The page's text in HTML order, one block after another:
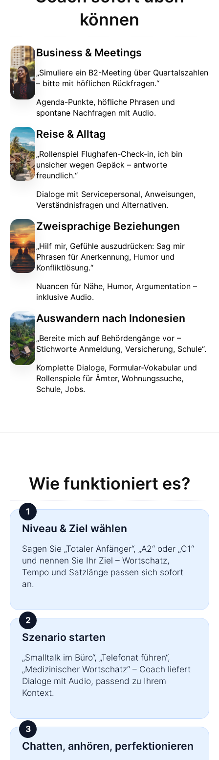
können
Business & Meetings
„Simuliere ein B2-Meeting über Quartalszahlen
– bitte mit höflichen Rückfragen.“
Agenda-Punkte, höfliche Phrasen und
spontane Nachfragen mit Audio.
Reise & Alltag
„Rollenspiel Flughafen-Check-in, ich bin
unsicher wegen Gepäck – antworte
freundlich.“
Dialoge mit Servicepersonal, Anweisungen,
Verständnisfragen und Alternativen.
Zweisprachige Beziehungen
„Hilf mir, Gefühle auszudrücken: Sag mir
Phrasen für Anerkennung, Humor und
Konfliktlösung.“
Nuancen für Nähe, Humor, Argumentation –
inklusive Audio.
Auswandern nach Indonesien
„Bereite mich auf Behördengänge vor –
Stichworte Anmeldung, Versicherung, Schule“.
Komplette Dialoge, Formular-Vokabular und
Rollenspiele für Ämter, Wohnungssuche,
Schule, Jobs.
Wie funktioniert es?
Niveau & Ziel wählen
Sagen Sie „Totaler Anfänger“, „A2“ oder „C1“
und nennen Sie Ihr Ziel – Wortschatz,
Tempo und Satzlänge passen sich sofort
an.
Szenario starten
„Smalltalk im Büro“, „Telefonat führen“,
„Medizinischer Wortschatz“ – Coach liefert
Dialoge mit Audio, passend zu Ihrem
Kontext.
Chatten, anhören, perfektionieren